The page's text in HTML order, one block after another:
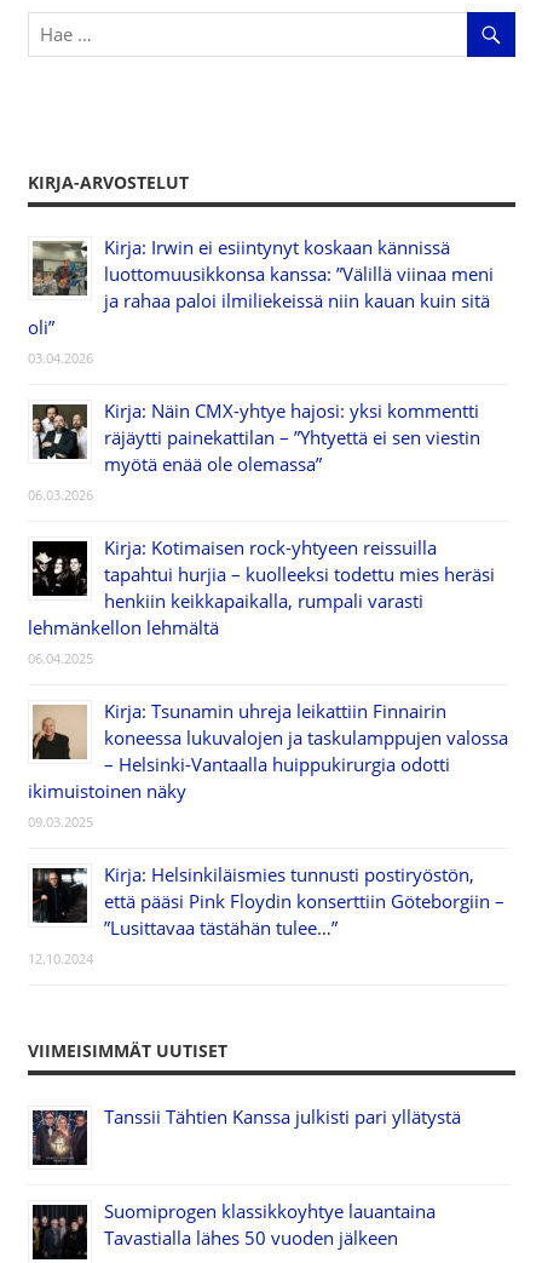
KIRJA-ARVOSTELUT
Kirja: Irwin ei esiintynyt koskaan kännissä
luottomuusikkonsa kanssa: ”Välillä viinaa meni
ja rahaa paloi ilmiliekeissä niin kauan kuin sitä
oli”
03.04.2026
Kirja: Näin CMX-yhtye hajosi: yksi kommentti
räjäytti painekattilan – ”Yhtyettä ei sen viestin
myötä enää ole olemassa”
06.03.2026
Kirja: Kotimaisen rock-yhtyeen reissuilla
tapahtui hurjia – kuolleeksi todettu mies heräsi
henkiin keikkapaikalla, rumpali varasti
lehmänkellon lehmältä
06.04.2025
Kirja: Tsunamin uhreja leikattiin Finnairin
koneessa lukuvalojen ja taskulamppujen valossa
– Helsinki-Vantaalla huippukirurgia odotti
ikimuistoinen näky
09.03.2025
Kirja: Helsinkiläismies tunnusti postiryöstön,
että pääsi Pink Floydin konserttiin Göteborgiin –
”Lusittavaa tästähän tulee…”
12.10.2024
VIIMEISIMMÄT UUTISET
Tanssii Tähtien Kanssa julkisti pari yllätystä
Suomiprogen klassikkoyhtye lauantaina
Tavastialla lähes 50 vuoden jälkeen